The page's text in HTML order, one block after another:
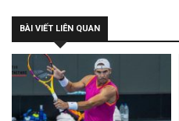
BÀI VIẾT LIÊN QUAN